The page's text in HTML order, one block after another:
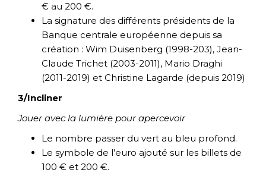
€ au 200 €.
La signature des différents présidents de la
Banque centrale européenne depuis sa
création : Wim Duisenberg (1998-203), Jean-
Claude Trichet (2003-2011), Mario Draghi
(2011-2019) et Christine Lagarde (depuis 2019)
3/Incliner
Jouer avec la lumière pour apercevoir
Le nombre passer du vert au bleu profond.
Le symbole de l’euro ajouté sur les billets de
100 € et 200 €.